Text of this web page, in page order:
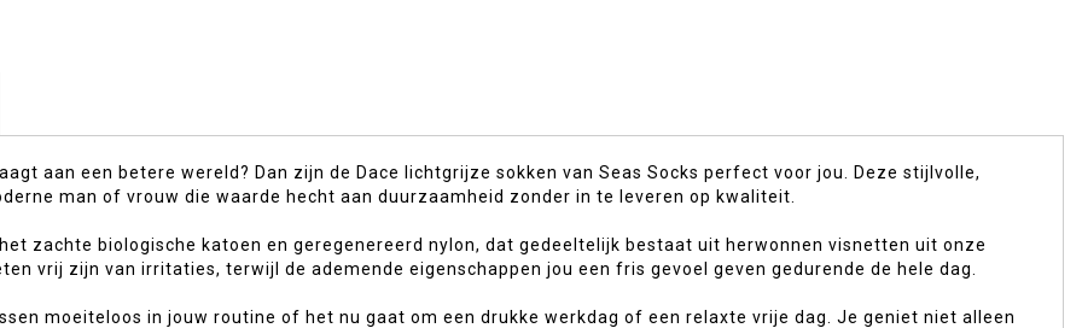
aan een betere wereld? Dan zijn de Dace lichtgrijze sokken van Seas Socks perfect voor jou. Deze stijlvolle,
man of vrouw die waarde hecht aan duurzaamheid zonder in te leveren op kwaliteit.
zachte biologische katoen en geregenereerd nylon, dat gedeeltelijk bestaat uit herwonnen visnetten uit onze
vrij zijn van irritaties, terwijl de ademende eigenschappen jou een fris gevoel geven gedurende de hele dag.
moeiteloos in jouw routine of het nu gaat om een drukke werkdag of een relaxte vrije dag. Je geniet niet alleen